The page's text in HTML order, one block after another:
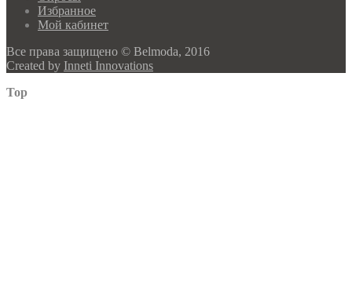
Избранное
Мой кабинет
Все права защищено © Belmoda, 2016
Created by Inneti Innovations
Top